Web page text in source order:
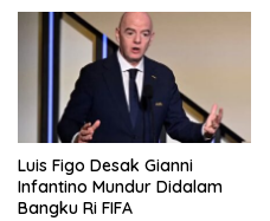
Luis Figo Desak Gianni
Infantino Mundur Didalam
Bangku Ri FIFA